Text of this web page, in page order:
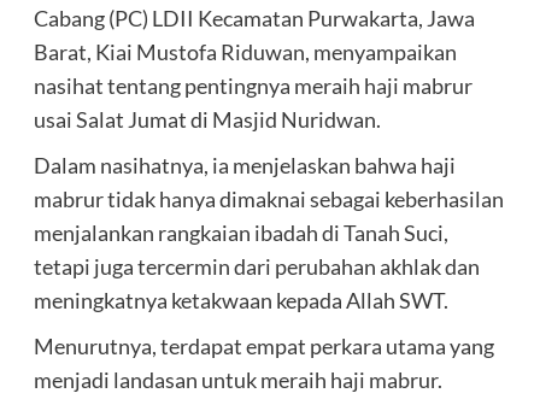
Cabang (PC) LDII Kecamatan Purwakarta, Jawa
Barat, Kiai Mustofa Riduwan, menyampaikan
nasihat tentang pentingnya meraih haji mabrur
usai Salat Jumat di Masjid Nuridwan.
Dalam nasihatnya, ia menjelaskan bahwa haji
mabrur tidak hanya dimaknai sebagai keberhasilan
menjalankan rangkaian ibadah di Tanah Suci,
tetapi juga tercermin dari perubahan akhlak dan
meningkatnya ketakwaan kepada Allah SWT.
Menurutnya, terdapat empat perkara utama yang
menjadi landasan untuk meraih haji mabrur.